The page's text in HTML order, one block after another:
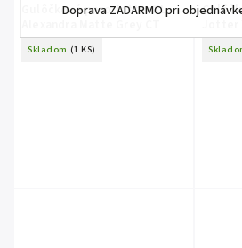
Doprava ZADARMO pri
Gulôčkové pero Jotter XL
Skladom (1 KS)
Blue